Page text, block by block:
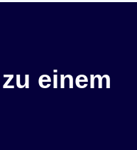
einem